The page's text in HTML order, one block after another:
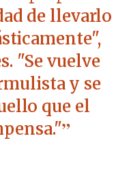
de llevarlo
"Se vuelve
y se
que el